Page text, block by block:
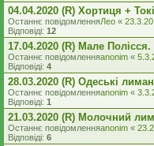
04.04.2020 (R) Хортиця +
Останнє повідомленняЛео «
Відповіді: 12
17.04.2020 (R) Мале
Останнє повідомленняanonim «
Відповіді: 4
28.03.2020 (R) Одеські
Останнє повідомленняanonim «
Відповіді: 1
21.03.2020 (R) Молочний
Останнє повідомленняanonim «
Відповіді: 6